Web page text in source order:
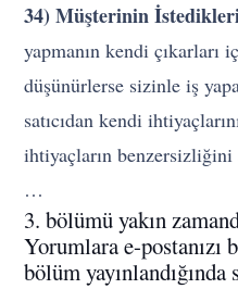
34) Müşterinin
yapmanın kendi çıkarları
düşünürlerse sizinle iş
satıcıdan kendi
ihtiyaçların benzersizliğini
…
3. bölümü yakın
Yorumlara e-postanızı
bölüm